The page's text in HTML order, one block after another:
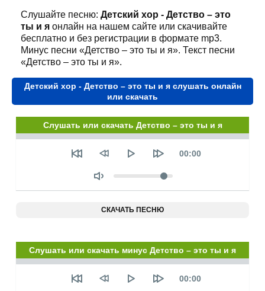
Слушайте песню: Детский хор - Детство – это
ты и я онлайн на нашем сайте или скачивайте
бесплатно и без регистрации в формате mp3.
Минус песни «Детство – это ты и я». Текст песни
«Детство – это ты и я».
Детский хор - Детство – это ты и я слушать онлайн
или скачать
Слушать или скачать Детство – это ты и я
Seek
Текущее
00:00
Объем
СКАЧАТЬ ПЕСНЮ
Слушать или скачать минус Детство – это ты и я
Seek
Текущее
00:00